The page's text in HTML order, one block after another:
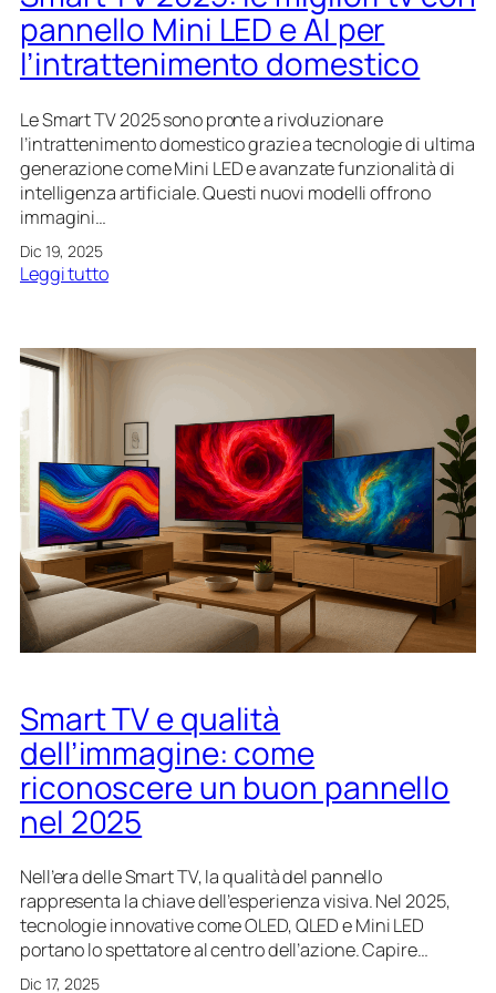
n
e
d
p
a
n
n
i
u
o
n
a
l
i
t
à
o
r
i
s
i
s
t
e
m
i
n
l
o
v
o
c
a
l
l
’
i
n
t
r
a
t
t
e
pannello Mini LED e AI per
l’intrattenimento domestico
Le Smart TV 2025 sono pronte a rivoluzionare
l’intrattenimento domestico grazie a tecnologie di ultima
generazione come Mini LED e avanzate funzionalità di
intelligenza artificiale. Questi nuovi modelli offrono
immagini…
Dic 19, 2025
Leggi tutto:
a
2
0
2
5
:
l
e
m
i
o
r
i
t
c
o
n
p
Smart TV e qualità
dell’immagine: come
riconoscere un buon pannello
nel 2025
Nell’era delle Smart TV, la qualità del pannello
rappresenta la chiave dell’esperienza visiva. Nel 2025,
tecnologie innovative come OLED, QLED e Mini LED
portano lo spettatore al centro dell’azione. Capire…
Dic 17, 2025